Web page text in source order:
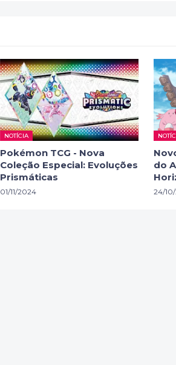
NOTÍCIA
Pokémon TCG - Nova
Coleção Especial: Evoluções
Prismáticas
01/11/2024
do
24/